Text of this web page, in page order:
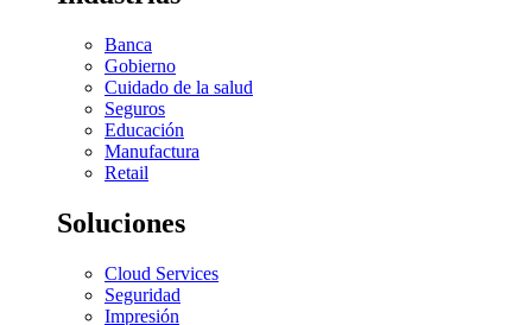
Banca
Gobierno
Cuidado de la salud
Seguros
Educación
Manufactura
Retail
Soluciones
Cloud Services
Seguridad
Impresión